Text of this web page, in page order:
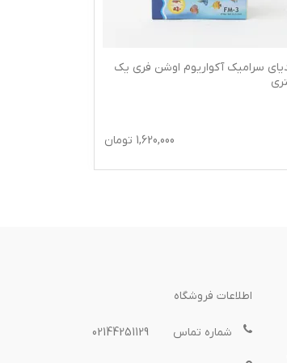
مدیای گویچه ای آکواریوم آلیتا
350,000
اطلاعات فروشگاه
شماره تماس 02144251129